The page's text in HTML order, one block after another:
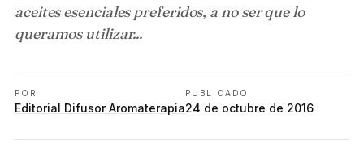
aceites esenciales preferidos, a no ser que lo
queramos utilizar...
POR
Editorial Difusor Aromaterapia
PUBLICADO
24 de octubre de 2016